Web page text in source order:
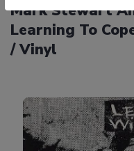
Mark Stewart
Learning To
/ Vinyl